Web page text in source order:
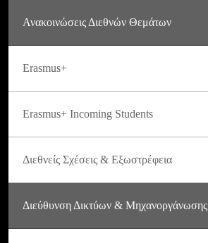
Ανακοινώσεις Διεθνών Θεμάτων
Erasmus+
Erasmus+ Incoming Students
Διεθνείς Σχέσεις & Εξωστρέφεια
Διεύθυνση Δικτύων & Μηχανοργάνωσης